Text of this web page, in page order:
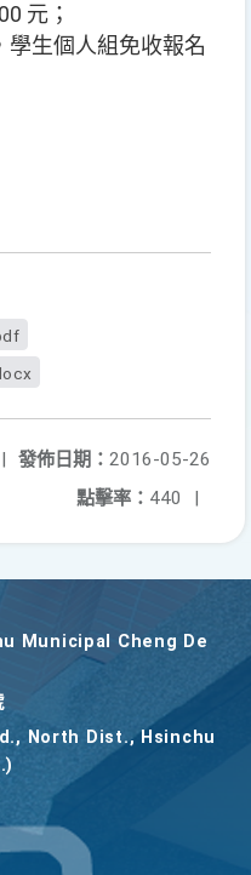
元；
生個人組免收報名
發佈日期： 2016-05-26
|
點擊率： 440 |
Municipal Cheng De
North Dist., Hsinchu